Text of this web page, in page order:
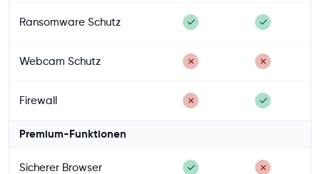
Ransomware Schutz ✓ ✓
Webcam Schutz ✗ ✗
Firewall ✗ ✓
Premium-Funktionen
Sicherer Browser ✓ ✗